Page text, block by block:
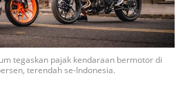
tegaskan pajak kendaraan bermotor di
terendah se-Indonesia.